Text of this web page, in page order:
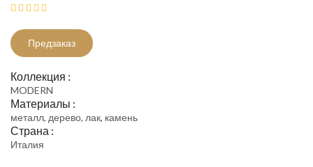
Предзаказ
Коллекция :
MODERN
Материалы :
металл, дерево, лак, камень
Страна :
Италия